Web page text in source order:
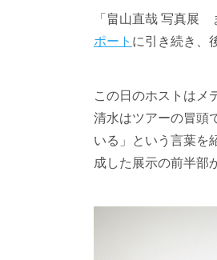
「畠山直哉 写真展
ポート に引き続き、
この日のホストはメ
清水はツアーの冒頭
いる」という言葉を
成した展示の前半部